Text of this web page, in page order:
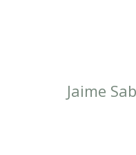
Jaime